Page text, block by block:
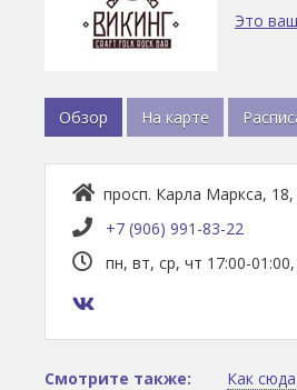
Это
Обзор На карте
просп. Карла Маркса, 18,
+7 (906) 991-83-22
пн, вт, ср, чт 17:00-
Смотрите также: Как